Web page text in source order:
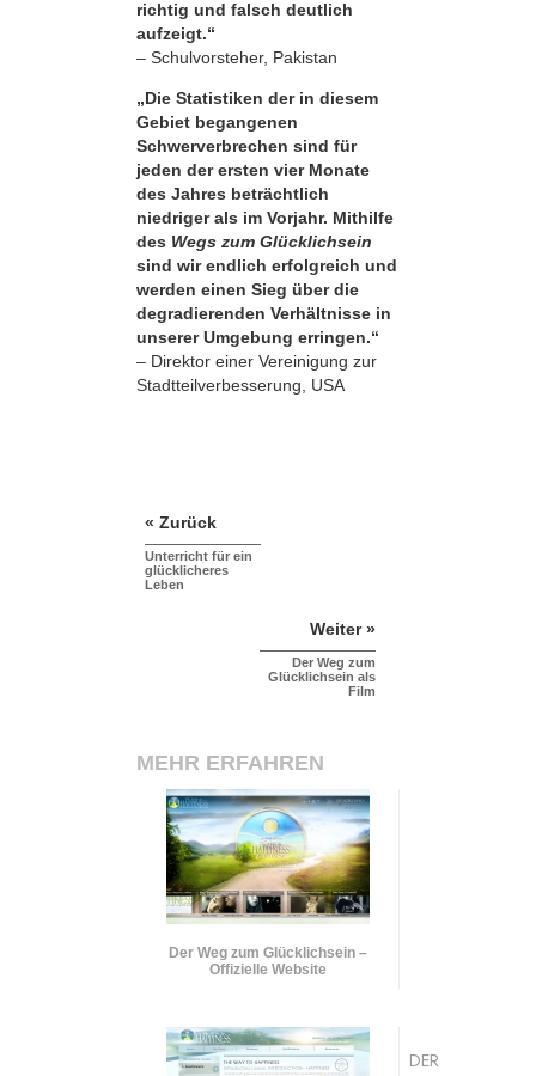
richtig und falsch deutlich
aufzeigt.“
– Schulvorsteher, Pakistan
„Die Statistiken der in diesem
Gebiet begangenen
Schwerverbrechen sind für
jeden der ersten vier Monate
des Jahres beträchtlich
niedriger als im Vorjahr. Mithilfe
des Wegs zum Glücklichsein
sind wir endlich erfolgreich und
werden einen Sieg über die
degradierenden Verhältnisse in
unserer Umgebung erringen.“
– Direktor einer Vereinigung zur
Stadtteilverbesserung, USA
« Zurück
Unterricht für ein
glücklicheres
Leben
Weiter »
Der Weg zum
Glücklichsein als
Film
MEHR ERFAHREN
Der Weg zum Glücklichsein –
Offizielle Website
DER